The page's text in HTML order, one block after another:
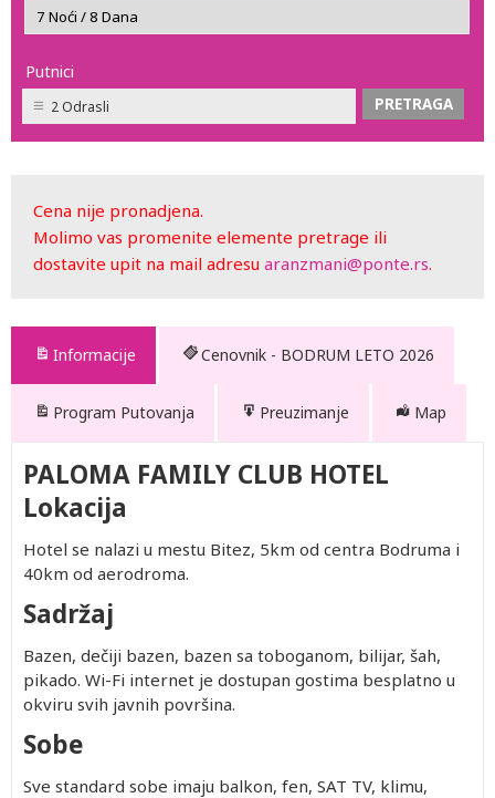
Putnici
2 Odrasli
Cena nije pronadjena.
Molimo vas promenite elemente pretrage ili
dostavite upit na mail adresu aranzmani@ponte.rs.
Informacije Cenovnik - BODRUM LETO 2026
Program Putovanja Preuzimanje Map
PALOMA FAMILY CLUB HOTEL
Lokacija
Hotel se nalazi u mestu Bitez, 5km od centra Bodruma i
40km od aerodroma.
Sadržaj
Bazen, dečiji bazen, bazen sa toboganom, bilijar, šah,
pikado. Wi-Fi internet je dostupan gostima besplatno u
okviru svih javnih površina.
Sobe
Sve standard sobe imaju balkon, fen, SAT TV, klimu,